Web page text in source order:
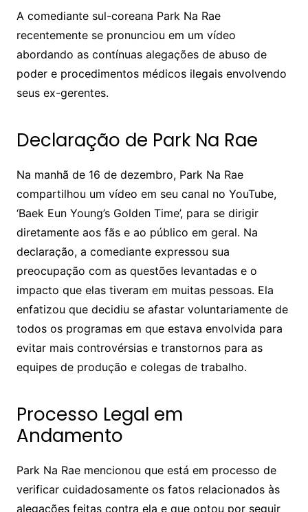
A comediante sul-coreana Park Na Rae
recentemente se pronunciou em um vídeo
abordando as contínuas alegações de abuso de
poder e procedimentos médicos ilegais envolvendo
seus ex-gerentes.
Declaração de Park Na Rae
Na manhã de 16 de dezembro, Park Na Rae
compartilhou um vídeo em seu canal no YouTube,
‘Baek Eun Young’s Golden Time’, para se dirigir
diretamente aos fãs e ao público em geral. Na
declaração, a comediante expressou sua
preocupação com as questões levantadas e o
impacto que elas tiveram em muitas pessoas. Ela
enfatizou que decidiu se afastar voluntariamente de
todos os programas em que estava envolvida para
evitar mais controvérsias e transtornos para as
equipes de produção e colegas de trabalho.
Processo Legal em
Andamento
Park Na Rae mencionou que está em processo de
verificar cuidadosamente os fatos relacionados às
alegações feitas contra ela e que optou por seguir